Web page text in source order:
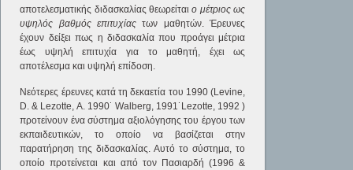
αποτελεσματικής διδασκαλίας θεωρείταιο μέτριος ως
υψηλός βαθμός επιτυχίας των μαθητών. Έρευνες
έχουν δείξει πως η διδασκαλία που προάγει μέτρια
έως υψηλή επιτυχία για το μαθητή, έχει ως
αποτέλεσμα και υψηλή επίδοση.
Νεότερες έρευνες κατά τη δεκαετία του 1990 (Levine,
D. & Lezotte, A. 1990˙ Walberg, 1991˙Lezotte, 1992 )
προτείνουν ένα σύστημα αξιολόγησης του έργου των
εκπαιδευτικών, το οποίο να βασίζεται στην
παρατήρηση της διδασκαλίας. Αυτό το σύστημα, το
οποίο προτείνεται και από τον Πασιαρδή (1996 &